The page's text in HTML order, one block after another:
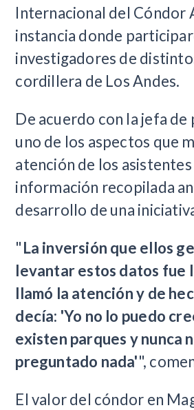
Internacional del Cóndor
instancia donde
investigadores de
cordillera de Los Andes.
De acuerdo con la jefa
uno de los aspectos que
atención de los
información recopilada
desarrollo de una
"La inversión que ellos
levantar estos datos fue
llamó la atención y de
decía: 'Yo no lo puedo
existen parques y nunca
preguntado nada'",
El valor del cóndor en